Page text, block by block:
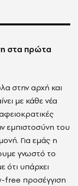
στα πρώτα
στην αρχή και
με κάθε νέα
εμπιστοσύνη του
Για εμάς η
γνωστό το
ότι υπάρχει
free προσέγγιση